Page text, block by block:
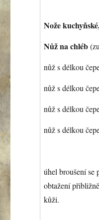
Nože
Nůž na chléb
nůž s délkou
nůž s délkou
nůž s délkou
nůž s délkou
úhel broušení se
obtažení
kůži.